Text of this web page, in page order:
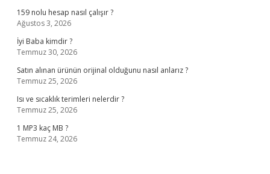
159 nolu hesap nasıl çalışır ?
Ağustos 3, 2026
İyi Baba kimdir ?
Temmuz 30, 2026
Satın alınan ürünün orijinal olduğunu nasıl anlarız ?
Temmuz 25, 2026
Isı ve sıcaklık terimleri nelerdir ?
Temmuz 25, 2026
1 MP3 kaç MB ?
Temmuz 24, 2026